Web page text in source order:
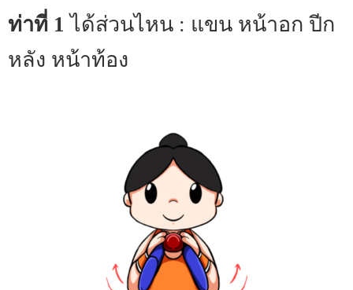
ท่าที่ 1 ได้ส่วนไหน : แขน หน้าอก ปีก
หลัง หน้าท้อง